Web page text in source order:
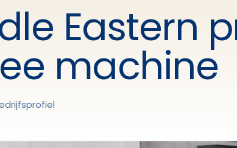
Eastern
machine